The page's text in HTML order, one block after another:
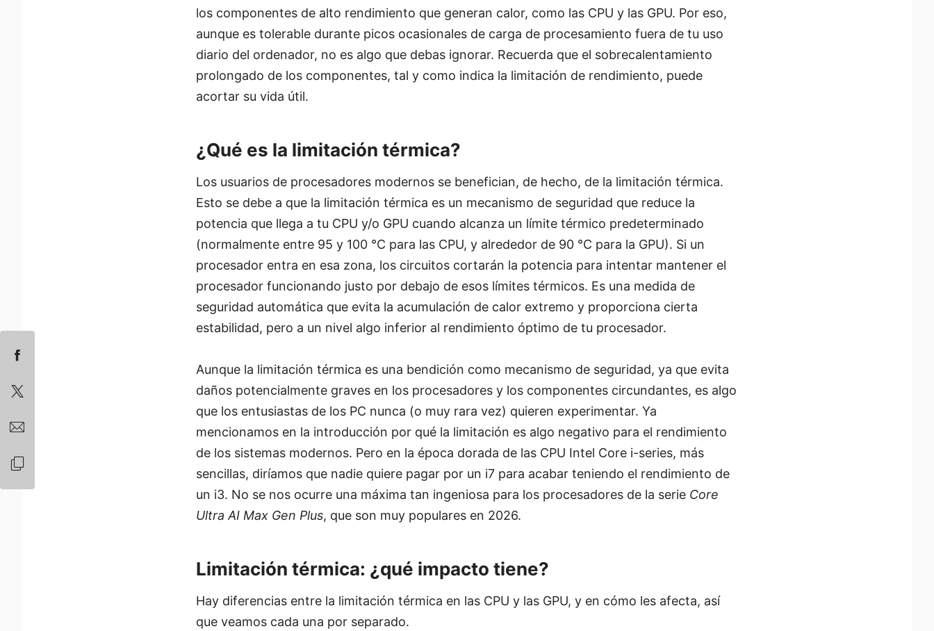
los componentes de alto rendimiento que generan calor, como las CPU y las GPU. Por eso,
aunque es tolerable durante picos ocasionales de carga de procesamiento fuera de tu uso
diario del ordenador, no es algo que debas ignorar. Recuerda que el sobrecalentamiento
prolongado de los componentes, tal y como indica la limitación de rendimiento, puede
acortar su vida útil.
¿Qué es la limitación térmica?
Los usuarios de procesadores modernos se benefician, de hecho, de la limitación térmica.
Esto se debe a que la limitación térmica es un mecanismo de seguridad que reduce la
potencia que llega a tu CPU y/o GPU cuando alcanza un límite térmico predeterminado
(normalmente entre 95 y 100 °C para las CPU, y alrededor de 90 °C para la GPU). Si un
procesador entra en esa zona, los circuitos cortarán la potencia para intentar mantener el
procesador funcionando justo por debajo de esos límites térmicos. Es una medida de
seguridad automática que evita la acumulación de calor extremo y proporciona cierta
estabilidad, pero a un nivel algo inferior al rendimiento óptimo de tu procesador.
Aunque la limitación térmica es una bendición como mecanismo de seguridad, ya que evita
daños potencialmente graves en los procesadores y los componentes circundantes, es algo
que los entusiastas de los PC nunca (o muy rara vez) quieren experimentar. Ya
mencionamos en la introducción por qué la limitación es algo negativo para el rendimiento
de los sistemas modernos. Pero en la época dorada de las CPU Intel Core i-series, más
sencillas, diríamos que nadie quiere pagar por un i7 para acabar teniendo el rendimiento de
un i3. No se nos ocurre una máxima tan ingeniosa para los procesadores de la serie Core
Ultra AI Max Gen Plus, que son muy populares en 2026.
Limitación térmica: ¿qué impacto tiene?
Hay diferencias entre la limitación térmica en las CPU y las GPU, y en cómo les afecta, así
que veamos cada una por separado.